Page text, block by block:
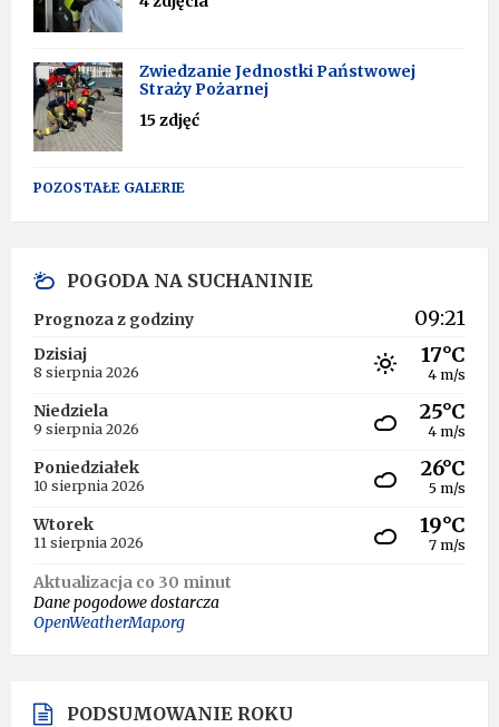
Zwiedzanie Jednostki Państwowej
Straży Pożarnej
15 zdjęć
POZOSTAŁE GALERIE
POGODA NA SUCHANINIE
Prognoza z godziny 09:21
Dzisiaj
8 sierpnia 2026
17°C
4 m/s
Niedziela
9 sierpnia 2026
25°C
4 m/s
Poniedziałek
10 sierpnia 2026
26°C
5 m/s
Wtorek
11 sierpnia 2026
19°C
7 m/s
Aktualizacja co 30 minut
Dane pogodowe dostarcza
OpenWeatherMap.org
PODSUMOWANIE ROKU